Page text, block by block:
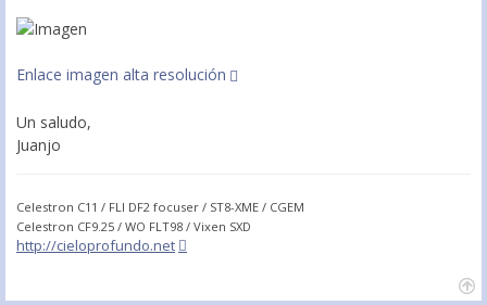
Enlace imagen alta resolución
Un saludo,
Juanjo
Celestron C11 / FLI DF2 focuser / ST8-XME / CGEM
Celestron CF9.25 / WO FLT98 / Vixen SXD
http://cieloprofundo.net